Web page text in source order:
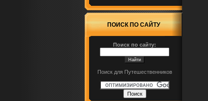
ПОИСК ПО САЙТУ
Поиск по сайту:
Поиск для Путешественников